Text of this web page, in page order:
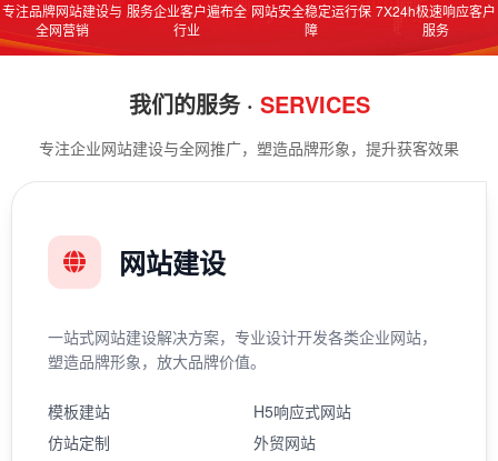
专注品牌网站建设与
全网营销
服务企业客户遍布全
行业
网站安全稳定运行保
障
7X24h极速响应客户
服务
我们的服务 · SERVICES
专注企业网站建设与全网推广，塑造品牌形象，提升获客效果
网站建设
一站式网站建设解决方案，专业设计开发各类企业网站，
塑造品牌形象，放大品牌价值。
模板建站
H5响应式网站
仿站定制
外贸网站